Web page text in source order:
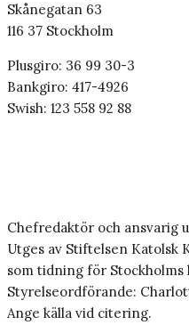
Skånegatan 63
116 37 Stockholm
Plusgiro: 36 99 30-3
Bankgiro: 417-4926
Swish: 123 558 92 88
Chefredaktör och ansvarig
Utges av Stiftelsen Katolsk
som tidning för Stockholms
Styrelseordförande:
Ange källa vid citering.